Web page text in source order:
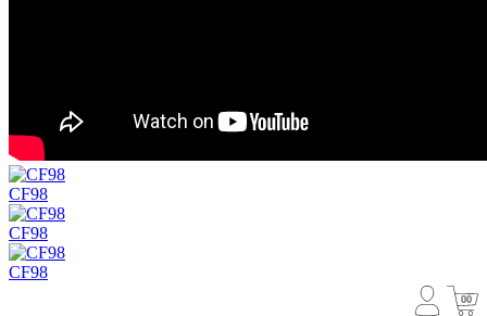
CF98
CF98
CF98